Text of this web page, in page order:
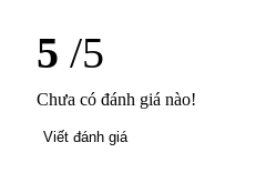
5 /5
Chưa có đánh giá nào!
Viết đánh giá